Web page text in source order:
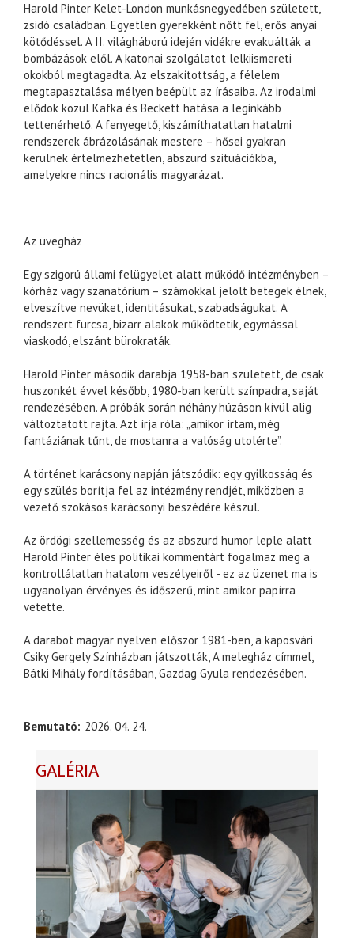
Harold Pinter Kelet-London munkásnegyedében született,
zsidó családban. Egyetlen gyerekként nőtt fel, erős anyai
kötődéssel. A II. világháború idején vidékre evakuálták a
bombázások elől. A katonai szolgálatot lelkiismereti
okokból megtagadta. Az elszakítottság, a félelem
megtapasztalása mélyen beépült az írásaiba. Az irodalmi
elődök közül Kafka és Beckett hatása a leginkább
tettenérhető. A fenyegető, kiszámíthatatlan hatalmi
rendszerek ábrázolásának mestere – hősei gyakran
kerülnek értelmezhetetlen, abszurd szituációkba,
amelyekre nincs racionális magyarázat.
Az üvegház
Egy szigorú állami felügyelet alatt működő intézményben –
kórház vagy szanatórium – számokkal jelölt betegek élnek,
elveszítve nevüket, identitásukat, szabadságukat. A
rendszert furcsa, bizarr alakok működtetik, egymással
viaskodó, elszánt bürokraták.
Harold Pinter második darabja 1958-ban született, de csak
huszonkét évvel később, 1980-ban került színpadra, saját
rendezésében. A próbák során néhány húzáson kívül alig
változtatott rajta. Azt írja róla: „amikor írtam, még
fantáziának tűnt, de mostanra a valóság utolérte”.
A történet karácsony napján játszódik: egy gyilkosság és
egy szülés borítja fel az intézmény rendjét, miközben a
vezető szokásos karácsonyi beszédére készül.
Az ördögi szellemesség és az abszurd humor leple alatt
Harold Pinter éles politikai kommentárt fogalmaz meg a
kontrollálatlan hatalom veszélyeiről - ez az üzenet ma is
ugyanolyan érvényes és időszerű, mint amikor papírra
vetette.
A darabot magyar nyelven először 1981-ben, a kaposvári
Csiky Gergely Színházban játszották, A melegház címmel,
Bátki Mihály fordításában, Gazdag Gyula rendezésében.
Bemutató 2026. 04. 24.
GALÉRIA